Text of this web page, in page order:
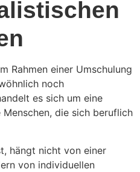
Rahmen einer Umschulung
noch
es sich um eine
die sich beruflich
hängt nicht von einer
von individuellen